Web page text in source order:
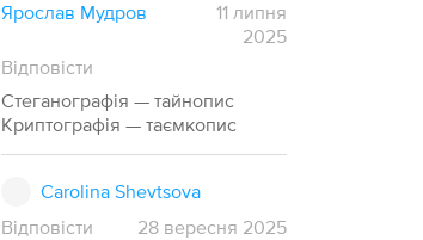
Ярослав Мудров
11 липня
2025
Відповісти
Стеганографія — тайнопис
Криптографія — таємкопис
Carolina Shevtsova
Відповісти
28 вересня 2025